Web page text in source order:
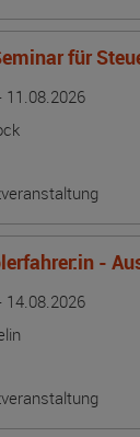
für
11.08.2026
-
14.08.2026